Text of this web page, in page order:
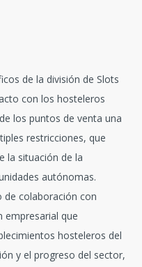
de la división de Slots
con los hosteleros
los puntos de venta una
restricciones, que
la situación de la
autónomas.
de colaboración con
empresarial que
hosteleros del
y el progreso del sector,